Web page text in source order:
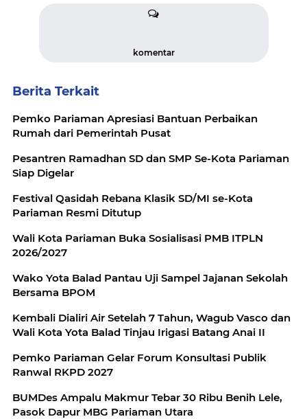
komentar
Berita Terkait
Pemko Pariaman Apresiasi Bantuan Perbaikan
Rumah dari Pemerintah Pusat
Pesantren Ramadhan SD dan SMP Se-Kota Pariaman
Siap Digelar
Festival Qasidah Rebana Klasik SD/MI se-Kota
Pariaman Resmi Ditutup
Wali Kota Pariaman Buka Sosialisasi PMB ITPLN
2026/2027
Wako Yota Balad Pantau Uji Sampel Jajanan Sekolah
Bersama BPOM
Kembali Dialiri Air Setelah 7 Tahun, Wagub Vasco dan
Wali Kota Yota Balad Tinjau Irigasi Batang Anai II
Pemko Pariaman Gelar Forum Konsultasi Publik
Ranwal RKPD 2027
BUMDes Ampalu Makmur Tebar 30 Ribu Benih Lele,
Pasok Dapur MBG Pariaman Utara